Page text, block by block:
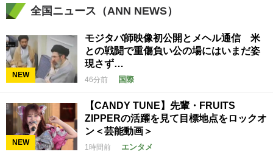
全国ニュース（ANN NEWS）
NEW
モジタバ師映像初公開とメヘル通信 米
との戦闘で重傷負い公の場にはいまだ姿
現さず…
46分前 国際
NEW
【CANDY TUNE】先輩・FRUITS
ZIPPERの活躍を見て目標地点をロックオ
ン＜芸能動画＞
1時間前 エンタメ